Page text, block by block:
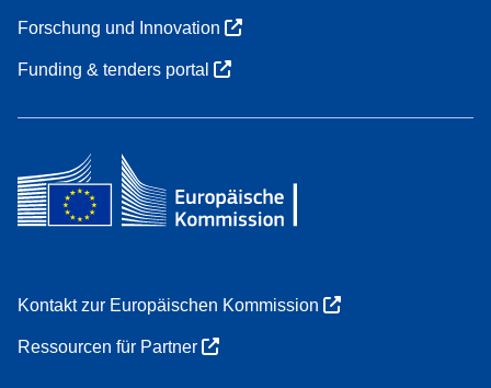
Forschung und Innovation
Funding & tenders portal
Kontakt zur Europäischen Kommission
Ressourcen für Partner